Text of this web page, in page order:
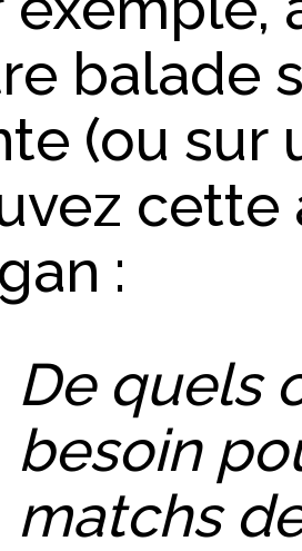
balade
(ou sur
cette
:
De quels
besoin
matchs